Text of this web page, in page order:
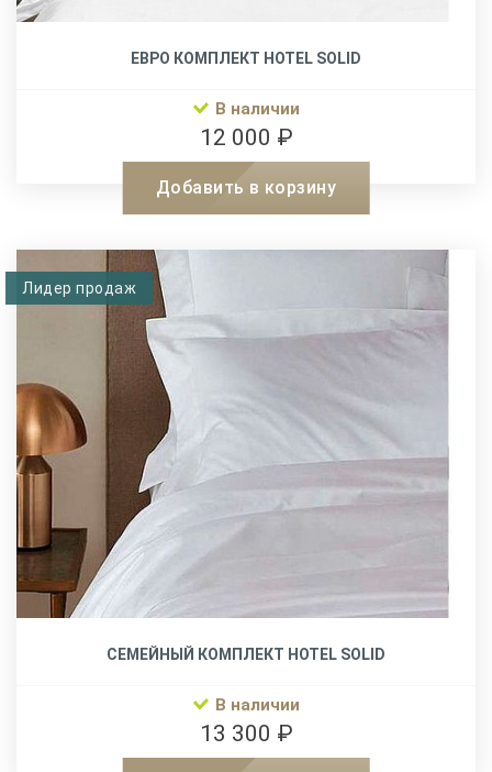
ЕВРО КОМПЛЕКТ HOTEL SOLID
В наличии
12 000 ₽
Добавить в корзину
Лидер продаж
СЕМЕЙНЫЙ КОМПЛЕКТ HOTEL SOLID
В наличии
13 300 ₽